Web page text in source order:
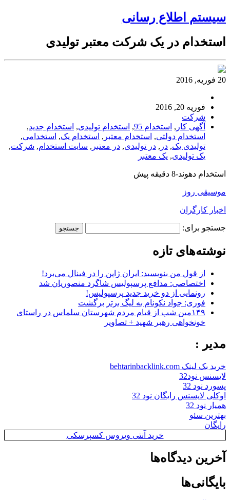
سیستم اطلاع رسانی
استخدام در یک شرکت معتبر تولیدی
20 فوریه, 2016
فوریه 20, 2016
شرکت
آگهی کار , استخدام 95 , استخدام تولیدی, استخدام جدید,
استخدام دولتی, استخدام معتبر , استخدام یک, استخدامی,
تولیدی یک, در , در تولیدی, در معتبر , سایت استخدام, شرکت,
یک تولیدی, یک معتبر
استخدام دهوند-8 دقیقه پیش
موسیقی روز
اخبار کارگران
جستجو برای:
نوشته‌های تازه
از قول من بنویسید: ایران ژاپن را در فینال می‌برد!
اختصاصی: مدافع پرسپولیس شاگرد منصوریان شد
رونمایی از دو خرید جدید پرسپولیس!
فوری: جواد نکونام به لیگ برتر برگشت
۱۴۹مین شب از قیام مردم شهرستان سلماس در راستای
خونخواهی رهبر شهید + تصاویر
مدیر :
خرید بک لینک behtarinbacklink.com
لایسنس نود32
پسورد نود 32
اوکلی لایسنس رایگان نود 32
همیار نود 32
بهترین سئو
رایگان
خرید آنتی ویروس کسپرسکی
آخرین دیدگاه‌ها
بایگانی‌ها